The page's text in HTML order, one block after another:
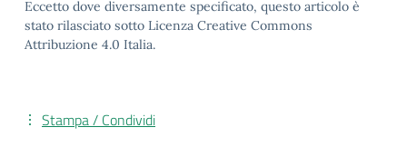
Eccetto dove diversamente specificato, questo articolo è
stato rilasciato sotto Licenza Creative Commons
Attribuzione 4.0 Italia.
Stampa / Condividi